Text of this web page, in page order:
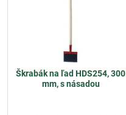
Škrabák na ľad HDS254, 300
mm, s násadou